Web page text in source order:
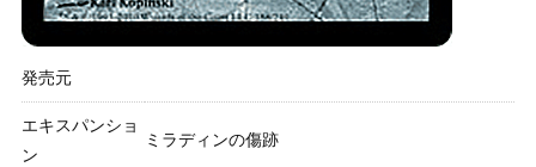
発売元
エキスパンショ
ン
ミラディンの傷跡